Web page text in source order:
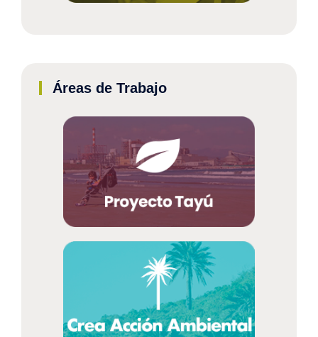
Áreas de Trabajo